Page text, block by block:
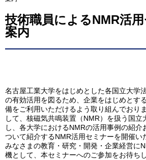
技術職員によるNMR活
案内
名古屋工業大学をはじめとした各国立大学
の有効活用を図るため、企業をはじめとす
備をご利用いただけるよう取り組んでおり
して、核磁気共鳴装置（NMR）を扱う国立
し、各大学におけるNMRの活用事例の紹介
ついて紹介するNMR活用セミナーを開催い
みなさまの教育・研究・開発・企業経営に
機として、本セミナーへのご参加をお待ち